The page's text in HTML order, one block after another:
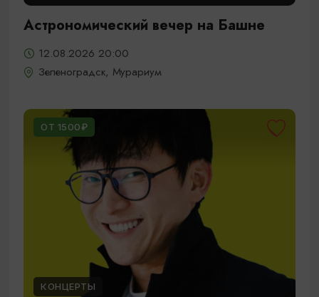
Астрономический вечер на Башне
12.08.2026 20:00
Зеленоградск, Мурариум
ОТ 1500₽
КОНЦЕРТЫ